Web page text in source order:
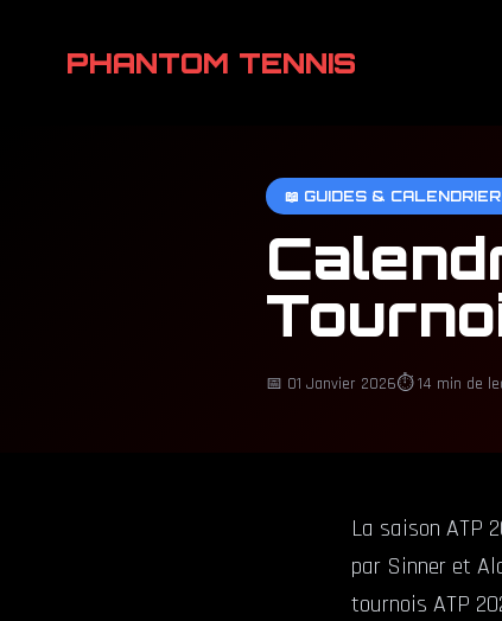
PHANTOM TENNIS
📖 GUIDES & CALENDRIER
📅 01 Janvier 2026⏱️ 14 min de
La saison ATP
par Sinner et
tournois ATP